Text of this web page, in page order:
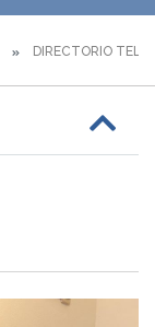
DIRECTORIO